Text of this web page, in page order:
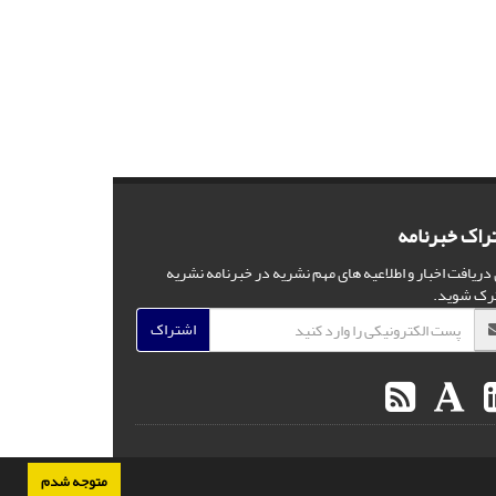
متوجه شدم
خبرنامه
دریافت اخبار و اطلاعیه های مهم نشریه در خبرنامه نشریه
شوید.
اشتراک